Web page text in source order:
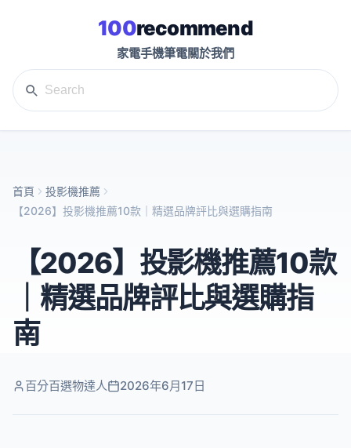
100recommend
家電手機筆電關於我們
首頁
投影機推薦
【2026】投影機推薦10款｜精選品牌評比與選購指南
【2026】投影機推薦10款
｜精選品牌評比與選購指
南
百分百選物達人 2026年6月17日